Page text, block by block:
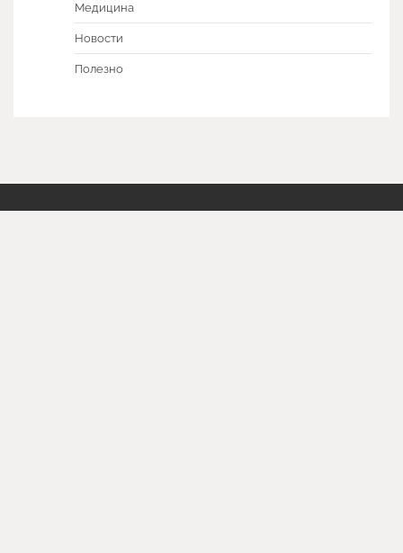
Медицина
Новости
Полезно